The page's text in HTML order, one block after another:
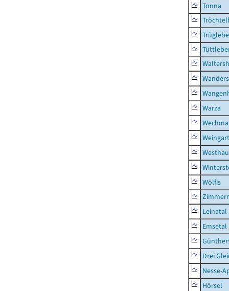
Tonna
Warza
Wölfis
Leinatal
Emsetal
Drei
Nesse-
Hörsel